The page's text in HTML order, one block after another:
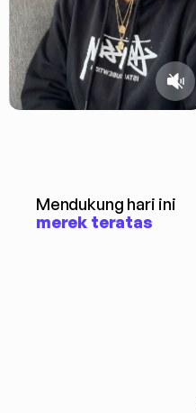
Mendukung hari ini
merek teratas